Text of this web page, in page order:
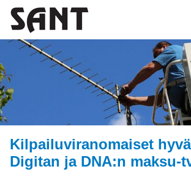
Kilpailuviranomaiset
Digitan ja DNA:n maksu-